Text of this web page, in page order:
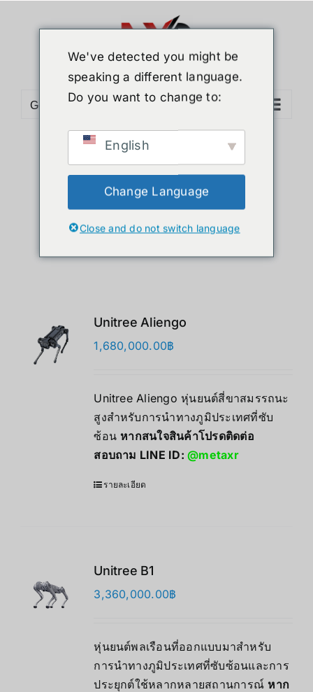
Go to...
Sort byDate
Show12 Products
Unitree Aliengo
1,680,000.00฿
Unitree Aliengo หุ่นยนต์สี่ขาสมรรถนะ
สูงสำหรับการนำทางภูมิประเทศที่ซับ
ซ้อน หากสนใจสินค้าโปรดติดต่อ
สอบถาม LINE ID:@metaxr
รายละเอียด
Unitree B1
3,360,000.00฿
หุ่นยนต์พลเรือนที่ออกแบบมาสำหรับ
การนำทางภูมิประเทศที่ซับซ้อนและการ
ประยุกต์ใช้หลากหลายสถานการณ์ หาก
We've detected you might be
speaking a different language.
Do you want to change to:
English
Change Language
Close and do not switch language